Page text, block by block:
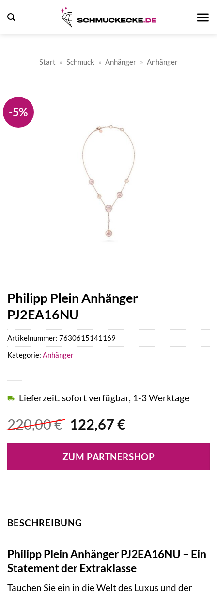
Inhalt
Start » Schmuck » Anhänger » Anhänger
-5%
Philipp Plein Anhänger
PJ2EA16NU
220,00€ Ursprünglicher
war:
220,00 €
122,67 €Aktueller
ist:
122,67 €.
Lieferzeit: sofort verfügbar, 1-3 Werktage
ZUM PARTNERSHOP
Artikelnummer: 7630615141169
Kategorie: Anhänger
BESCHREIBUNG
Philipp Plein Anhänger PJ2EA16NU – Ein
Statement der Extraklasse
Tauchen Sie ein in die Welt des Luxus und der